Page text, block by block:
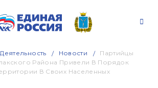
Новости
Партийцы
Района Привели В Порядок
В Своих Населенных